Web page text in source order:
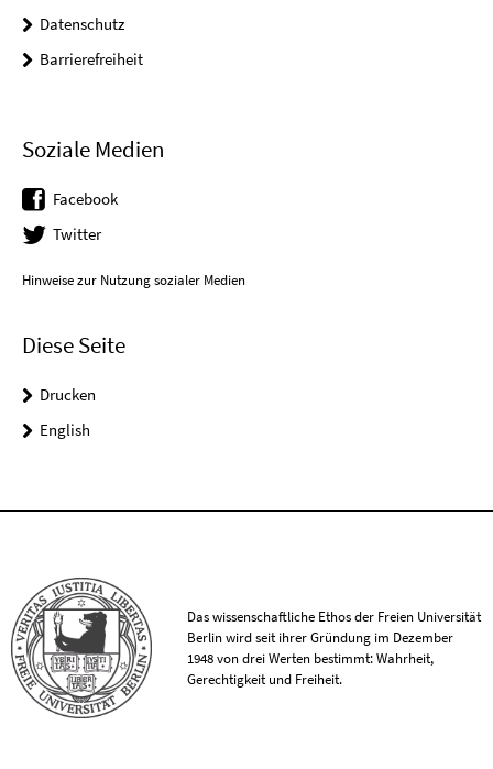
Datenschutz
Barrierefreiheit
Soziale Medien
Facebook
Twitter
Hinweise zur Nutzung sozialer Medien
Diese Seite
Drucken
English
Das wissenschaftliche Ethos der Freien Universität
Berlin wird seit ihrer Gründung im Dezember
1948 von drei Werten bestimmt: Wahrheit,
Gerechtigkeit und Freiheit.